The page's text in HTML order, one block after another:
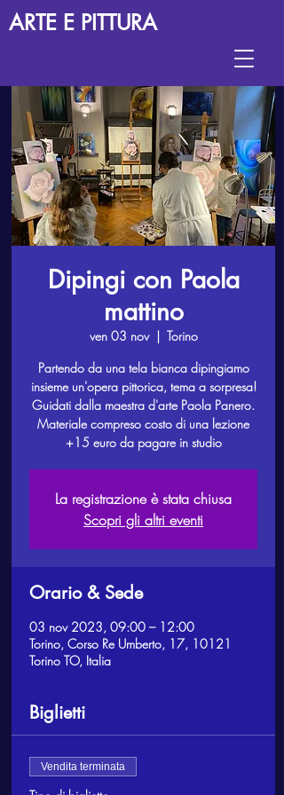
ARTE E PITTURA
Dipingi con Paola
mattino
ven 03 nov
  |
Torino
Partendo da una tela bianca dipingiamo
insieme un'opera pittorica, tema a sorpresa!
Guidati dalla maestra d'arte Paola Panero.
Materiale compreso costo di una lezione
+15 euro da pagare in studio
La registrazione è stata chiusa
Scopri gli altri eventi
Orario & Sede
03 nov 2023, 09:00 – 12:00
Torino, Corso Re Umberto, 17, 10121
Torino TO, Italia
Biglietti
Vendita terminata